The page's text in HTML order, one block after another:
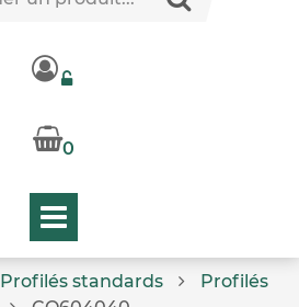
0
Profilés standards
Profilés